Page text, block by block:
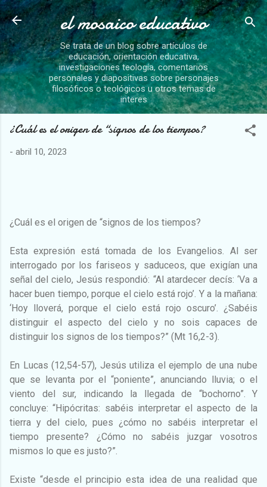
Ir al contenido principal
el mosaico educativo
Se trata de un blog sobre artículos de
educación, orientación educativa,
investigaciones teología, comentarios
personales y diapositivas sobre personajes
filosóficos o teológicos u otros temas de
interes
¿Cuál es el origen de “signos de los tiempos?
- abril 10, 2023
¿Cuál es el origen de “signos de los tiempos?
Esta expresión está tomada de los Evangelios. Al ser
interrogado por los fariseos y saduceos, que exigían una
señal del cielo, Jesús respondió: “Al atardecer decís: ‘Va a
hacer buen tiempo, porque el cielo está rojo’. Y a la mañana:
‘Hoy lloverá, porque el cielo está rojo oscuro’. ¿Sabéis
distinguir el aspecto del cielo y no sois capaces de
distinguir los signos de los tiempos?” (Mt 16,2-3).
En Lucas (12,54-57), Jesús utiliza el ejemplo de una nube
que se levanta por el “poniente”, anunciando lluvia; o el
viento del sur, indicando la llegada de “bochorno”. Y
concluye: “Hipócritas: sabéis interpretar el aspecto de la
tierra y del cielo, pues ¿cómo no sabéis interpretar el
tiempo presente? ¿Cómo no sabéis juzgar vosotros
mismos lo que es justo?”.
Existe “desde el principio esta idea de una realidad que